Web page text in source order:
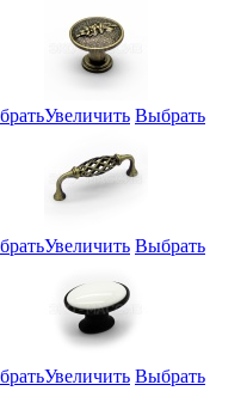
Увеличить Выбрать
Увеличить Выбрать
Увеличить Выбрать